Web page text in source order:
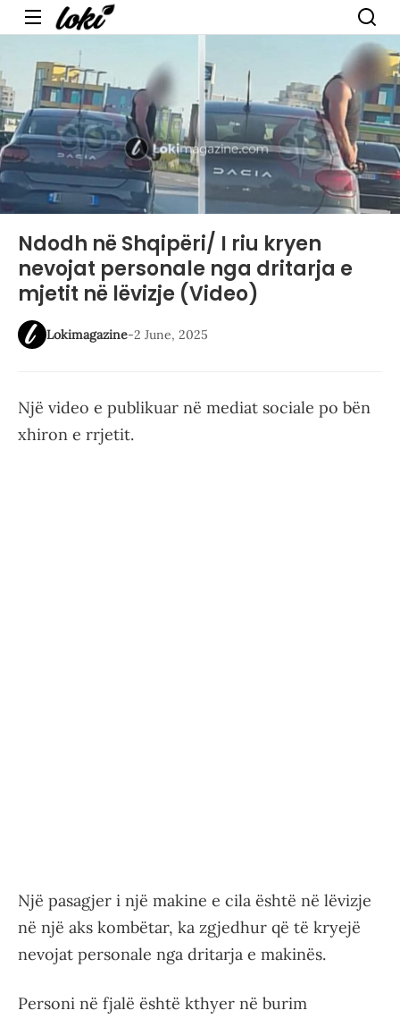
Menu
Ndodh në Shqipëri/ I riu kryen
nevojat personale nga dritarja e
mjetit në lëvizje (Video)
Lokimagazine-2 June, 2025
Një video e publikuar në mediat sociale po bën
xhiron e rrjetit.
Një pasagjer i një makine e cila është në lëvizje
në një aks kombëtar, ka zgjedhur që të kryejë
nevojat personale nga dritarja e makinës.
Personi në fjalë është kthyer në burim